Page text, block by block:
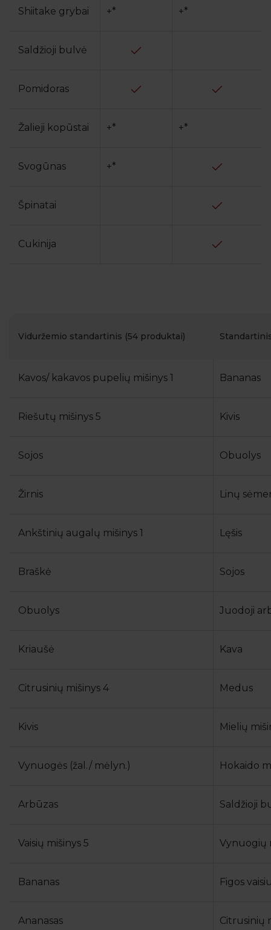
Shiitake grybai +* +*
Saldžioji bulvė
Pomidoras
Žalieji kopūstai +* +*
Svogūnas +*
Špinatai
Cukinija
Viduržemio standartinis (54 produktai)
Kavos/ kakavos pupelių mišinys 1 Bananas
Riešutų mišinys 5 Kivis
Sojos Obuolys
Žirnis Linų
Ankštinių augalų mišinys 1 Lęšis
Braškė Sojos
Obuolys Juodoji
Kriaušė Kava
Citrusinių mišinys 4 Medus
Kivis Mielių
Vynuogės (žal./ mėlyn.) Hokaido
Arbūzas Saldžioji
Vaisių mišinys 5 Vynuogių
Bananas Figos
Ananasas Citrusinių